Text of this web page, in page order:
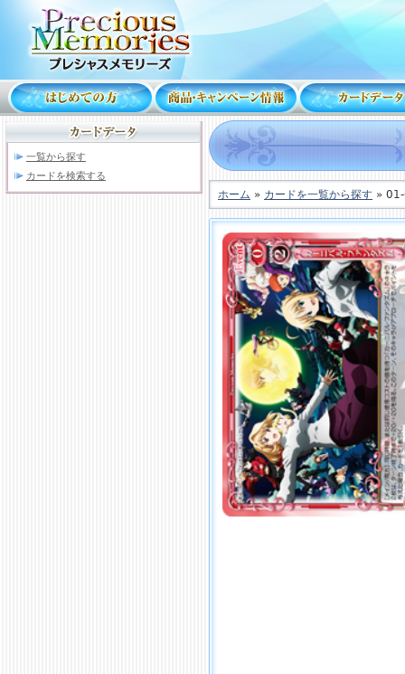
一覧から探す
カードを検索する
ホーム » カードを一覧から探す »